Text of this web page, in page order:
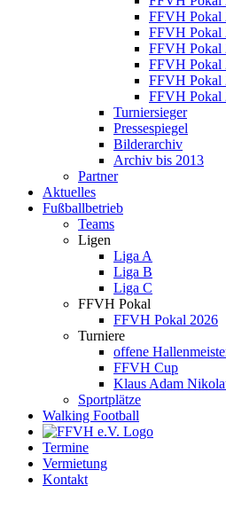
FFVH Pokal
FFVH Pokal
FFVH Pokal
FFVH Pokal
FFVH Pokal
FFVH Pokal
Turniersieger
Pressespiegel
Bilderarchiv
Archiv bis 2013
Partner
Aktuelles
Fußballbetrieb
Teams
Ligen
Liga A
Liga B
Liga C
FFVH Pokal
FFVH Pokal 2026
Turniere
offene
FFVH Cup
Klaus Adam
Sportplätze
Walking Football
Termine
Vermietung
Kontakt